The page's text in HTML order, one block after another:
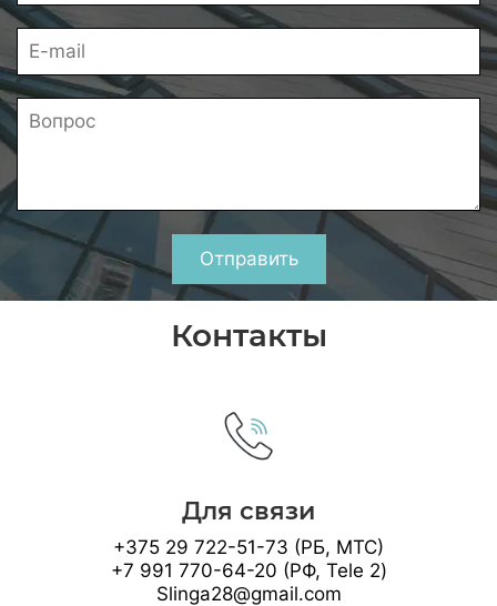
Отправить
Контакты
Для связи
+375 29 722-51-73 (РБ, МТС)
+7 991 770-64-20 (РФ, Tele 2)
Slinga28@gmail.com